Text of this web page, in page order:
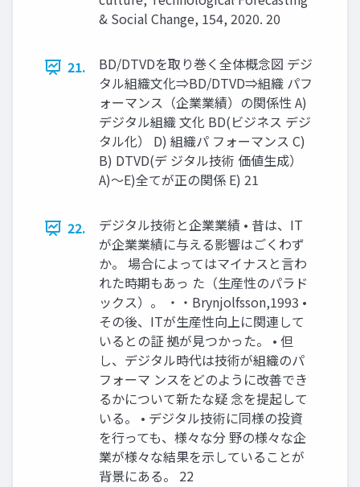
& Social Change, 154, 2020. 20
21.
BD/DTVDを取り巻く全体概念図 デジ
タル組織文化⇒BD/DTVD⇒組織 パフ
ォーマンス（企業業績）の関係性 A)
デジタル組織 文化 BD(ビジネス デジ
タル化） D) 組織パ フォーマンス C)
B) DTVD(デ ジタル技術 価値生成）
A)～E)全てが正の関係 E) 21
22.
デジタル技術と企業業績 • 昔は、IT
が企業業績に与える影響はごくわず
か。 場合によってはマイナスと言わ
れた時期もあっ た（生産性のパラド
ックス）。 ・・Brynjolfsson,1993 •
その後、ITが生産性向上に関連して
いるとの証 拠が見つかった。 • 但
し、デジタル時代は技術が組織のパ
フォーマ ンスをどのように改善でき
るかについて新たな疑 念を提起して
いる。 • デジタル技術に同様の投資
を行っても、様々な分 野の様々な企
業が様々な結果を示していることが
背景にある。 22